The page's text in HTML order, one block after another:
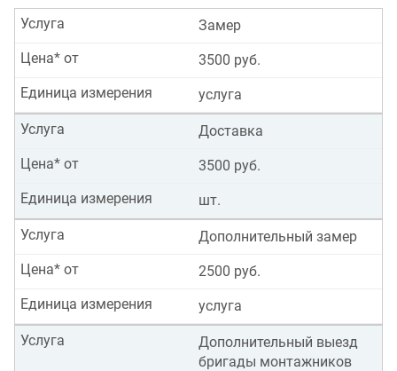
Замер
Услуга
3500 руб.
Цена* от
услуга
Единица измерения
Доставка
Услуга
3500 руб.
Цена* от
шт.
Единица измерения
Дополнительный замер
Услуга
2500 руб.
Цена* от
услуга
Единица измерения
Дополнительный выезд
бригады монтажников
Услуга